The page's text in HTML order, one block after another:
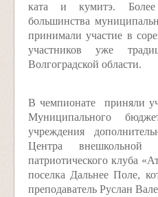
ката и кумитэ.
большинства
принимали участие в
участников уже
Волгоградской области.
В чемпионате приняли
Муниципального
учреждения
Центра
патриотического клуба
поселка Дальнее Поле,
преподаватель Руслан